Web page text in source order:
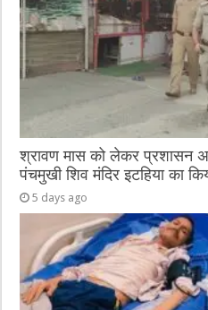
श्रावण मास को लेकर प्रशासन
पंचमुखी शिव मंदिर इटहिया का
5 days ago